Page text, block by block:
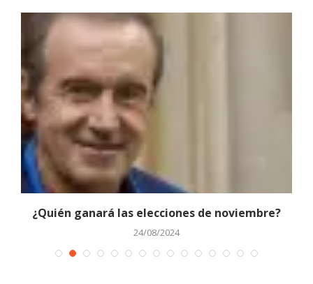
¿Quién ganará las elecciones de noviembre?
24/08/2024